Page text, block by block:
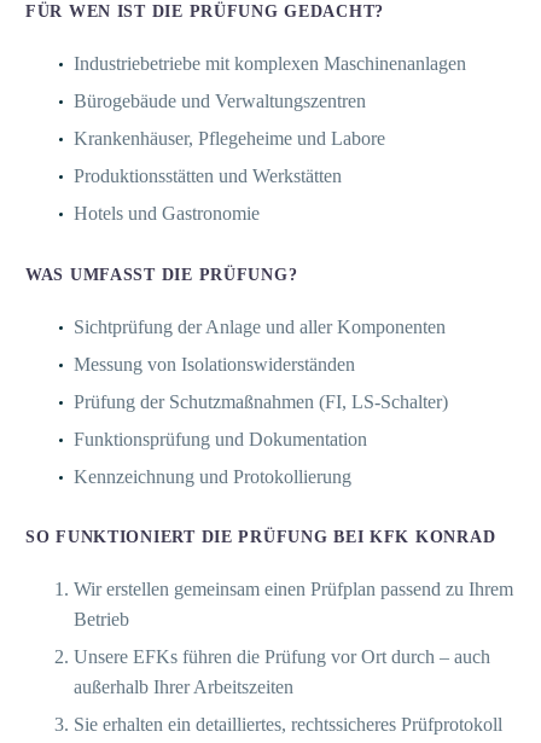
FÜR WEN IST DIE PRÜFUNG GEDACHT?
Industriebetriebe mit komplexen Maschinenanlagen
Bürogebäude und Verwaltungszentren
Krankenhäuser, Pflegeheime und Labore
Produktionsstätten und Werkstätten
Hotels und Gastronomie
WAS UMFASST DIE PRÜFUNG?
Sichtprüfung der Anlage und aller Komponenten
Messung von Isolationswiderständen
Prüfung der Schutzmaßnahmen (FI, LS-Schalter)
Funktionsprüfung und Dokumentation
Kennzeichnung und Protokollierung
SO FUNKTIONIERT DIE PRÜFUNG BEI KFK KONRAD
Wir erstellen gemeinsam einen Prüfplan passend zu Ihrem
Betrieb
Unsere EFKs führen die Prüfung vor Ort durch – auch
außerhalb Ihrer Arbeitszeiten
Sie erhalten ein detailliertes, rechtssicheres Prüfprotokoll